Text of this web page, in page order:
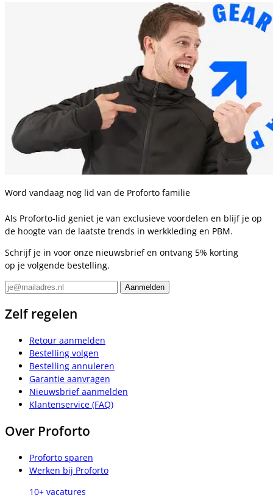
Word vandaag nog lid van de Proforto familie
Als Proforto-lid geniet je van exclusieve voordelen en blijf je op
de hoogte van de laatste trends in werkkleding en PBM.
Schrijf je in voor onze nieuwsbrief en ontvang 5% korting
op je volgende bestelling.
Zelf regelen
Retour aanmelden
Bestelling volgen
Bestelling annuleren
Garantie aanvragen
Nieuwsbrief aanmelden
Klantenservice (FAQ)
Over Proforto
Proforto sparen
Werken bij Proforto
10+ vacatures